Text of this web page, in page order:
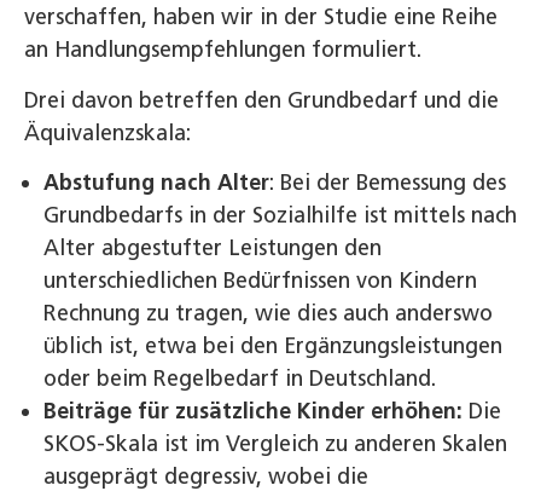
verschaffen, haben wir in der Studie eine Reihe
an Handlungsempfehlungen formuliert.
Drei davon betreffen den Grundbedarf und die
Äquivalenzskala:
Abstufung nach Alter: Bei der Bemessung des
Grundbedarfs in der Sozialhilfe ist mittels nach
Alter abgestufter Leistungen den
unterschiedlichen Bedürfnissen von Kindern
Rechnung zu tragen, wie dies auch anderswo
üblich ist, etwa bei den Ergänzungsleistungen
oder beim Regelbedarf in Deutschland.
Beiträge für zusätzliche Kinder erhöhen: Die
SKOS-Skala ist im Vergleich zu anderen Skalen
ausgeprägt degressiv, wobei die